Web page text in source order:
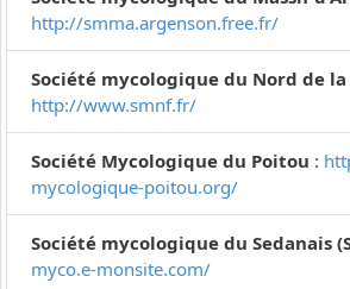
http://smma.argenson.free.fr/
Société mycologique du Nord de la
http://www.smnf.fr/
Société Mycologique du Poitou :
mycologique-poitou.org/
Société mycologique du Sedanais
myco.e-monsite.com/